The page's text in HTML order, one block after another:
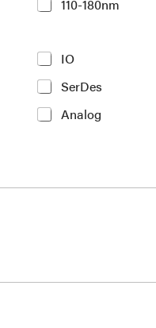
110-180nm
IO
SerDes
Analog